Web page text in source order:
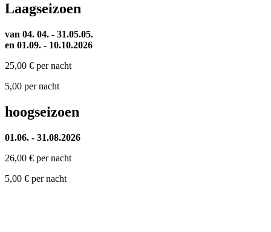
Laagseizoen
van 04. 04. - 31.05.05.
en 01.09. - 10.10.2026
25,00 € per nacht
5,00 per nacht
hoogseizoen
01.06. - 31.08.2026
26,00 € per nacht
5,00 € per nacht